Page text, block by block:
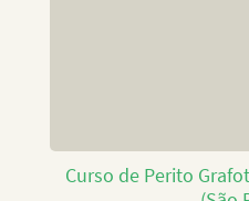
Curso de Perito